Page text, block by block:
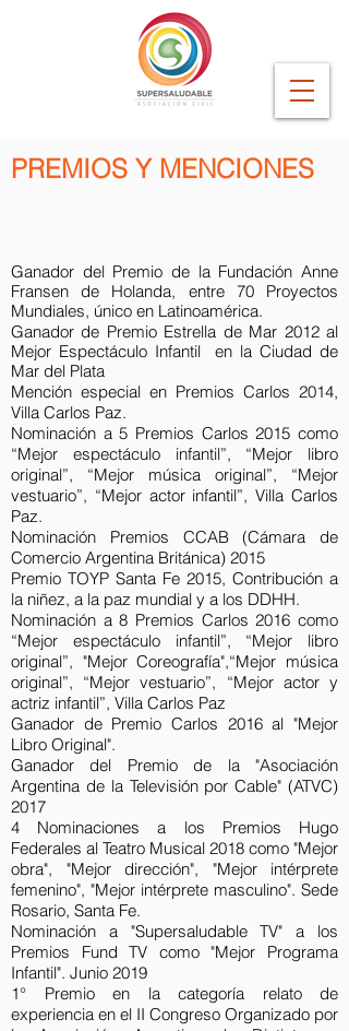
PREMIOS Y MENCIONES
Ganador del Premio de la Fundación Anne
Fransen de Holanda,
entre 70 Proyectos
Mundiales, único en Latinoamérica.
Ganador de Premio Estrella de Mar 2012 al
Mejor Espectáculo Infantil en la Ciudad de
Mar del Plata
Mención especial en Premios Carlos 2014,
Villa Carlos Paz.
Nominación a 5 Premios Carlos 2015 como
“Mejor espectáculo infantil”, “Mejor libro
original”, “Mejor música original”, “Mejor
vestuario”, “Mejor actor infantil”, Villa Carlos
Paz.
Nominación Premios CCAB (Cámara de
Comercio Argentina Británica) 2015
Premio TOYP Santa Fe 2015, Contribución a
la niñez, a la paz mundial y a los DDHH.
Nominación a 8 Premios Carlos 2016 como
“Mejor espectáculo infantil”, “Mejor libro
original”, "Mejor Coreografía",“Mejor música
original”, “Mejor vestuario”, “Mejor actor y
actriz infantil”, Villa Carlos Paz
Ganador de Premio Carlos 2016 al "Mejor
Libro Original".
Ganador del Premio de la "Asociación
Argentina de la Televisión por Cable" (ATVC)
2017
4 Nominaciones a los Premios Hugo
Federales al Teatro Musical 2018 como "Mejor
obra", "Mejor dirección", "Mejor intérprete
femenino", "Mejor intérprete masculino". Sede
Rosario, Santa Fe.
Nominación a "Supersaludable TV" a los
Premios Fund TV como "Mejor Programa
Infantil". Junio 2019
1° Premio en la categoría relato de
experiencia en el II Congreso Organizado por